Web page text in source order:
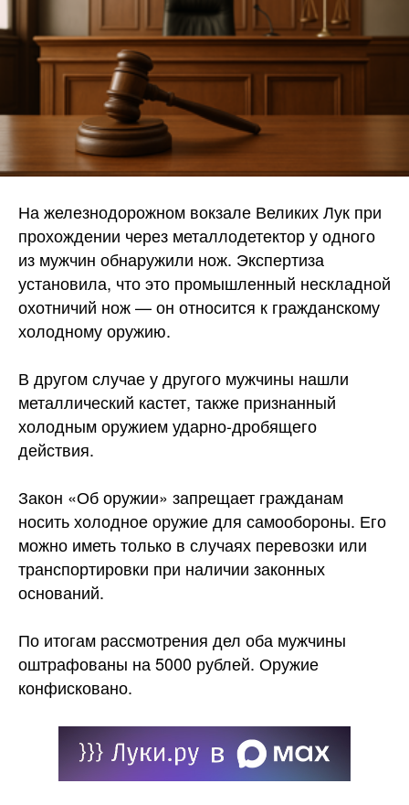
На железнодорожном вокзале Великих Лук при
прохождении через металлодетектор у одного
из мужчин обнаружили нож. Экспертиза
установила, что это промышленный нескладной
охотничий нож — он относится к гражданскому
холодномуоружию.
В другом случае у другого мужчины нашли
металлический кастет, также признанный
холодным оружием ударно-дробящего
действия.
Закон «Об оружии» запрещает гражданам
носить холодное оружие для самообороны. Его
можно иметь только в случаях перевозки или
транспортировки при наличии законных
оснований.
По итогам рассмотрения дел оба мужчины
оштрафованы на 5000 рублей. Оружие
конфисковано.